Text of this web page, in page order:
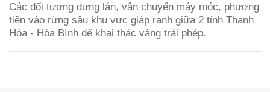
Các đối tượng dựng lán, vận chuyển máy móc, phương
tiện vào rừng sâu khu vực giáp ranh giữa 2 tỉnh Thanh
Hóa - Hòa Bình để khai thác vàng trái phép.